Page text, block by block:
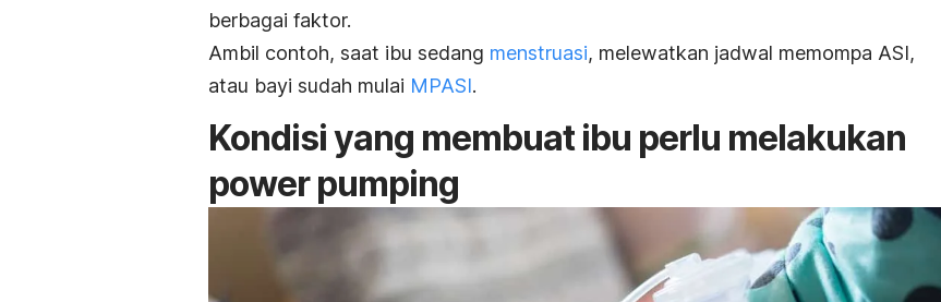
berbagai faktor.
Ambil contoh, saat ibu sedang menstruasi, melewatkan jadwal memompa ASI,
atau bayi sudah mulai MPASI.
Kondisi yang membuat ibu perlu melakukan
power pumping